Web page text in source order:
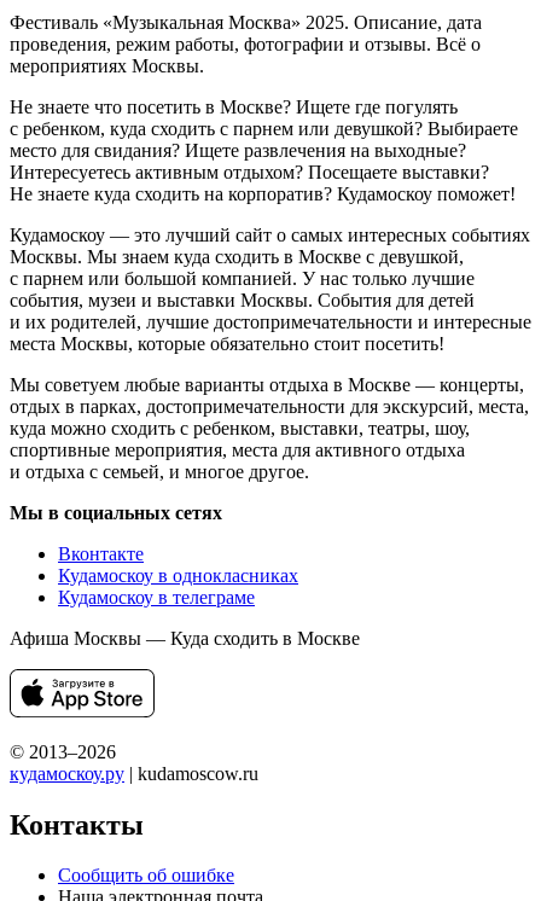
Фестиваль «Музыкальная Москва» 2025. Описание, дата
проведения, режим работы, фотографии и отзывы. Всё о
мероприятиях Москвы.
Не знаете что посетить в Москве? Ищете где погулять
с ребенком, куда сходить с парнем или девушкой? Выбираете
место для свидания? Ищете развлечения на выходные?
Интересуетесь активным отдыхом? Посещаете выставки?
Не знаете куда сходить на корпоратив? Кудамоскоу поможет!
Кудамоскоу — это лучший сайт о самых интересных событиях
Москвы. Мы знаем куда сходить в Москве с девушкой,
с парнем или большой компанией. У нас только лучшие
события, музеи и выставки Москвы. События для детей
и их родителей, лучшие достопримечательности и интересные
места Москвы, которые обязательно стоит посетить!
Мы советуем любые варианты отдыха в Москве — концерты,
отдых в парках, достопримечательности для экскурсий, места,
куда можно сходить с ребенком, выставки, театры, шоу,
спортивные мероприятия, места для активного отдыха
и отдыха с семьей, и многое другое.
Мы в социальных сетях
Вконтакте
Кудамоскоу в однокласниках
Кудамоскоу в телеграме
Афиша Москвы — Куда сходить в Москве
© 2013–2026
кудамоскоу.ру | kudamoscow.ru
Контакты
Сообщить об ошибке